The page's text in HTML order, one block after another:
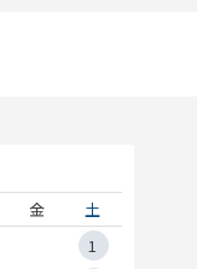
金
土
1